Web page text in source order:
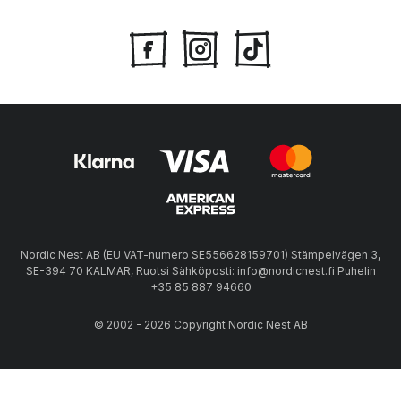
Nordic Nest AB (EU VAT-numero SE556628159701) Stämpelvägen 3,
SE-394 70 KALMAR, Ruotsi Sähköposti: info@nordicnest.fi Puhelin
+35 85 887 94660
© 2002 - 2026 Copyright Nordic Nest AB